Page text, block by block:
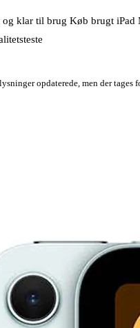
klar til brug Køb brugt
opdaterede, men der